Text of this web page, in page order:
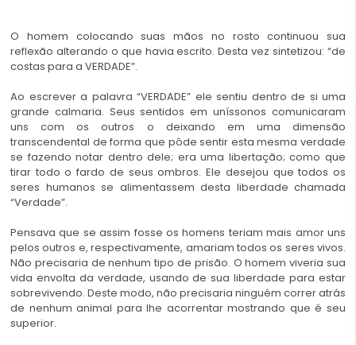
O homem colocando suas mãos no rosto continuou sua
reflexão alterando o que havia escrito. Desta vez sintetizou: “de
costas para a VERDADE”.
Ao escrever a palavra “VERDADE” ele sentiu dentro de si uma
grande calmaria. Seus sentidos em uníssonos comunicaram
uns com os outros o deixando em uma dimensão
transcendental de forma que pôde sentir esta mesma verdade
se fazendo notar dentro dele; era uma libertação; como que
tirar todo o fardo de seus ombros. Ele desejou que todos os
seres humanos se alimentassem desta liberdade chamada
“Verdade”.
Pensava que se assim fosse os homens teriam mais amor uns
pelos outros e, respectivamente, amariam todos os seres vivos.
Não precisaria de nenhum tipo de prisão. O homem viveria sua
vida envolta da verdade, usando de sua liberdade para estar
sobrevivendo. Deste modo, não precisaria ninguém correr atrás
de nenhum animal para lhe acorrentar mostrando que é seu
superior.